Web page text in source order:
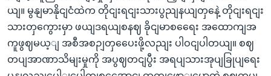
ယျ။ မွနျမာနိုငျငံထဲက တိုငျးရငျးသားပွညျနယျတှနေဲ့ တိုငျးရငျး
သားတှကွေားမှာ ဖယျဒရယျစနဈ ခိုငျမာစရေေး အထောကျအ
ကူဖွဈမယ့ျ အစီအစဉျတှပေေးဖို့လညျး ပါဝငျပါတယျ။ စဈ
တပျအာဏာသိမျးမှုကို အပွဈတငျပွီး အရပျသားအုပျခြုပျရေး